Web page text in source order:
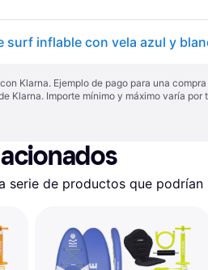
surf inflable con vela azul y
Klarna. Ejemplo de pago para una
Klarna. Importe mínimo y máximo varía
serie de productos que podrían